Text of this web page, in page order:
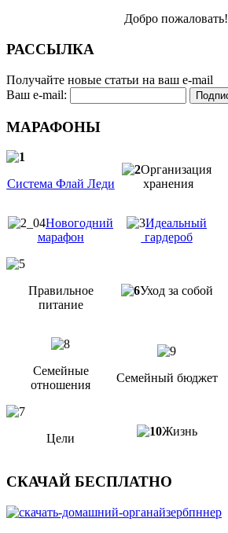
Добро пожаловать!
РАССЫЛКА
Получайте новые статьи на ваш e-mail
Ваш e-mail:
МАРАФОНЫ
Система Флай Леди
Организация
хранения
Новогодний
марафон
Идеальный
гардероб
Правильное
питание
Уход за собой
Семейные
отношения
Семейный бюджет
Цели
Жизнь
СКАЧАЙ БЕСПЛАТНО